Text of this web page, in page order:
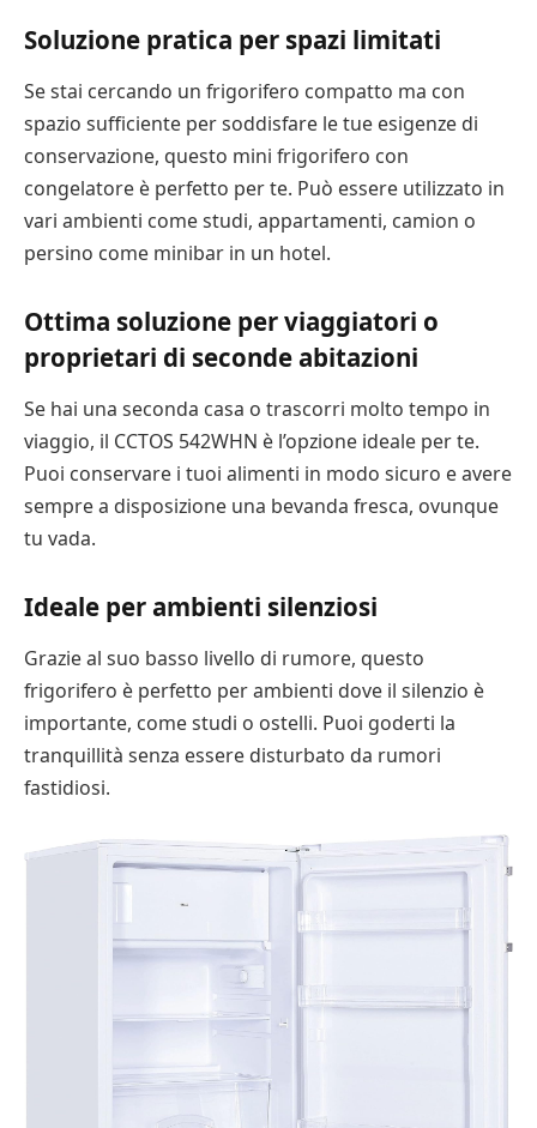
Soluzione pratica per spazi limitati
Se stai cercando un frigorifero compatto ma con
spazio sufficiente per soddisfare le tue esigenze di
conservazione, questo mini frigorifero con
congelatore è perfetto per te. Può essere utilizzato in
vari ambienti come studi, appartamenti, camion o
persino come minibar in un hotel.
Ottima soluzione per viaggiatori o
proprietari di seconde abitazioni
Se hai una seconda casa o trascorri molto tempo in
viaggio, il CCTOS 542WHN è l’opzione ideale per te.
Puoi conservare i tuoi alimenti in modo sicuro e avere
sempre a disposizione una bevanda fresca, ovunque
tu vada.
Ideale per ambienti silenziosi
Grazie al suo basso livello di rumore, questo
frigorifero è perfetto per ambienti dove il silenzio è
importante, come studi o ostelli. Puoi goderti la
tranquillità senza essere disturbato da rumori
fastidiosi.